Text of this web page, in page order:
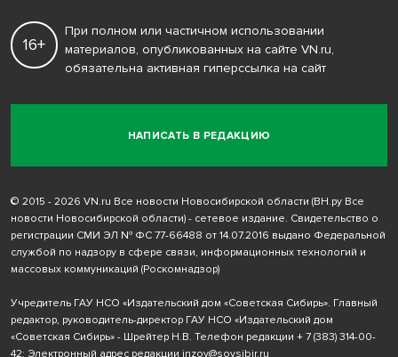
НАПИСАТЬ В РЕДАКЦИЮ
16+
При полном или частичном использовании
материалов, опубликованных на сайте VN.ru,
обязательна активная гиперссылка на сайт
© 2015 - 2026 VN.ru Все новости Новосибирской области (ВН.ру Все
новости Новосибирской области) - сетевое издание. Свидетельство о
регистрации СМИ ЭЛ № ФС 77-66488 от 14.07.2016 выдано Федеральной
службой по надзору в сфере связи, информационных технологий и
массовых коммуникаций (Роскомнадзор)
Учредитель ГАУ НСО «Издательский дом «Советская Сибирь». Главный
редактор, руководитель-директор ГАУ НСО «Издательский дом
«Советская Сибирь» - Шрейтер Н.В. Телефон редакции + 7 (383) 314-00-
42; Электронный адрес редакции inzov@sovsibir.ru